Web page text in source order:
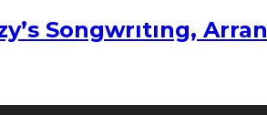
Songwrıtıng,